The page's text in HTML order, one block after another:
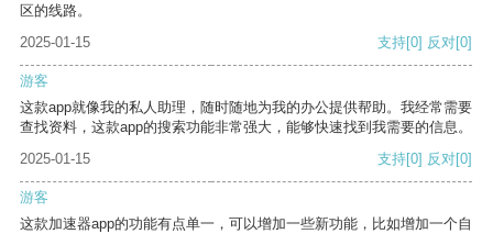
区的线路。
2025-01-15
支持[0] 反对[0]
游客
这款app就像我的私人助理，随时随地为我的办公提供帮助。我经常需要
查找资料，这款app的搜索功能非常强大，能够快速找到我需要的信息。
2025-01-15
支持[0] 反对[0]
游客
这款加速器app的功能有点单一，可以增加一些新功能，比如增加一个自